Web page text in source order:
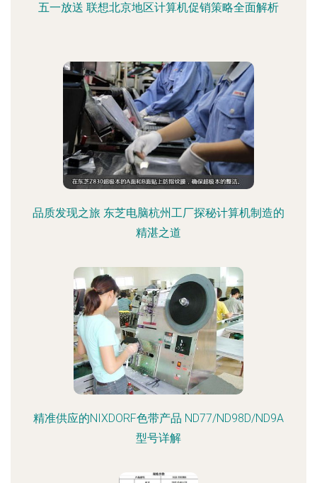
五一放送 联想北京地区计算机促销策略全面解析
品质发现之旅 东芝电脑杭州工厂探秘计算机制造的
精湛之道
精准供应的NIXDORF色带产品 ND77/ND98D/ND9A
型号详解